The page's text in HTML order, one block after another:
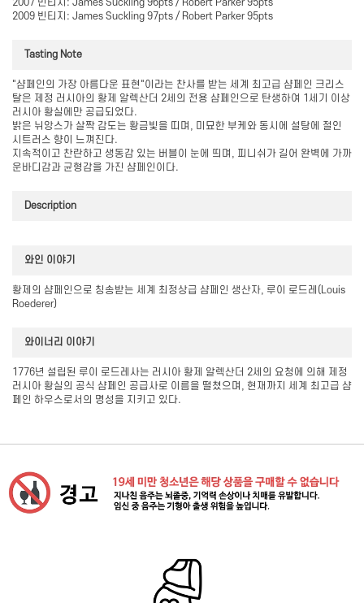
2009 빈티지: James Suckling 97pts / Robert Parker 95pts
Tasting Note
"샴페인의 가장 아름다운 표현"이라는 찬사를 받는 세계 최고급 샴페인 크리스
탈은 제정 러시아의 황제 알렉산더 2세의 전용 샴페인으로 탄생하여 1세기 이상
러시아 황실에만 공급되었다.
밝은 뉘앙스가 살짝 감도는 황금빛을 띠며, 미묘한 부케와 동시에 설탕에 절인
시트러스 향이 느껴진다.
지속적이고 찬란하고 생동감 있는 버블이 눈에 띄며, 피니쉬가 길어 완벽에 가까
운바디감과 균형감을 가진 샴페인이다.
Description
와인 이야기
황제의 샴페인으로 칭송받는 세계 최정상급 샴페인 생산자, 루이 로드레(Louis
Roederer)
와이너리 이야기
1776년 설립된 루이 로드레사는 러시아 황제 알렉산더 2세의 요청에 의해 제정
러시아 황실의 공식 샴페인 공급사로 이름을 떨쳤으며, 현재까지 세계 최고급 샴
페인 하우스로서의 명성을 지키고 있다.